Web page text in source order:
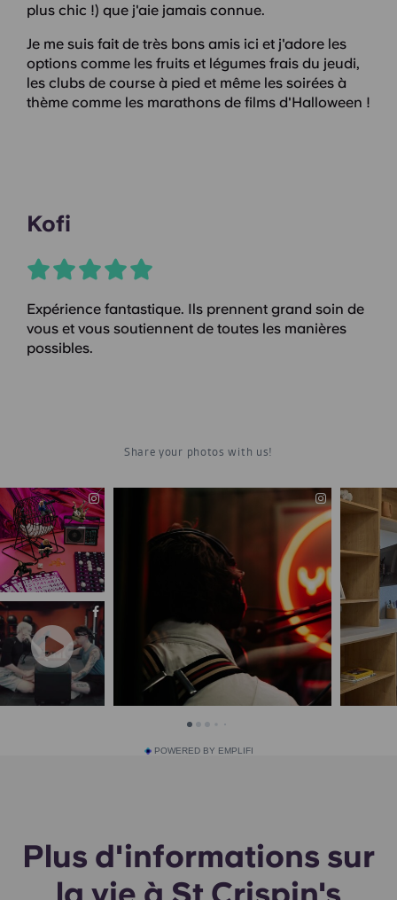
plus chic !) que j'aie jamais connue.
Je me suis fait de très bons amis ici et j'adore les
options comme les fruits et légumes frais du jeudi,
les clubs de course à pied et même les soirées à
thème comme les marathons de films d'Halloween !
Kofi
Expérience fantastique. Ils prennent grand soin de
vous et vous soutiennent de toutes les manières
possibles.
POWERED BY EMPLIFI
Plus d'informations sur